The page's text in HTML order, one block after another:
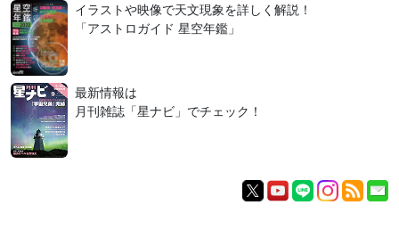
イラストや映像で天文現象を詳しく解説！
「アストロガイド 星空年鑑」
最新情報は
月刊雑誌「星ナビ」でチェック！